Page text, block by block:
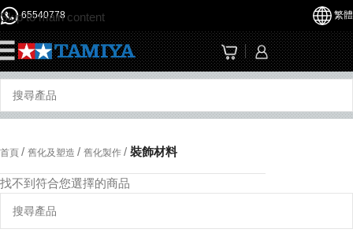
Skip to main content
65540778 繁體
首頁 / 舊化及塑造 / 舊化製作 / 裝飾材料
找不到符合您選擇的商品